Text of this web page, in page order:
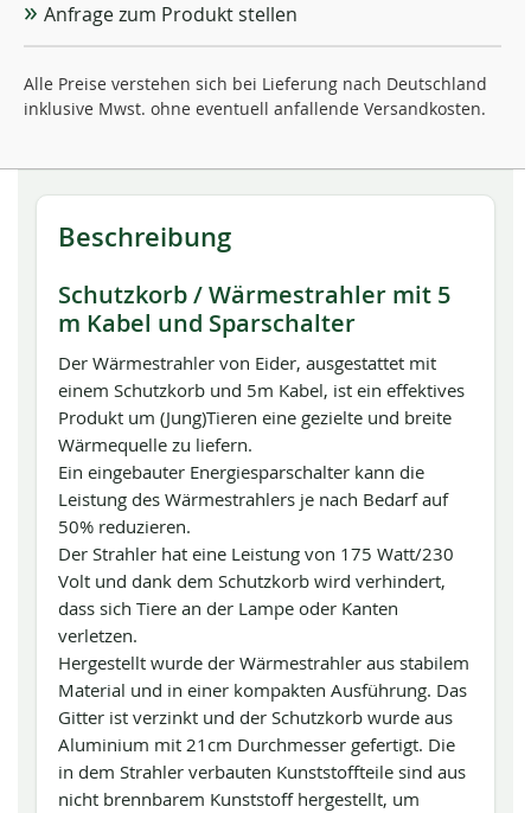
Anfrage zum Produkt stellen
Alle Preise verstehen sich bei Lieferung nach Deutschland
inklusive Mwst. ohne eventuell anfallende Versandkosten.
Beschreibung
Schutzkorb / Wärmestrahler mit 5
m Kabel und Sparschalter
Der Wärmestrahler von Eider, ausgestattet mit
einem Schutzkorb und 5m Kabel, ist ein effektives
Produkt um (Jung)Tieren eine gezielte und breite
Wärmequelle zu liefern.
Ein eingebauter Energiesparschalter kann die
Leistung des Wärmestrahlers je nach Bedarf auf
50% reduzieren.
Der Strahler hat eine Leistung von 175 Watt/230
Volt und dank dem Schutzkorb wird verhindert,
dass sich Tiere an der Lampe oder Kanten
verletzen.
Hergestellt wurde der Wärmestrahler aus stabilem
Material und in einer kompakten Ausführung. Das
Gitter ist verzinkt und der Schutzkorb wurde aus
Aluminium mit 21cm Durchmesser gefertigt. Die
in dem Strahler verbauten Kunststoffteile sind aus
nicht brennbarem Kunststoff hergestellt, um